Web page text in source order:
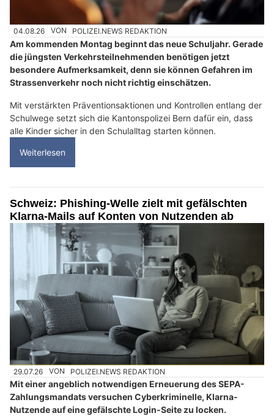
04.08.26 VON POLIZEI.NEWS REDAKTION
Am kommenden Montag beginnt das neue Schuljahr. Gerade
die jüngsten Verkehrsteilnehmenden benötigen jetzt
besondere Aufmerksamkeit, denn sie können Gefahren im
Strassenverkehr noch nicht richtig einschätzen.
Mit verstärkten Präventionsaktionen und Kontrollen entlang der
Schulwege setzt sich die Kantonspolizei Bern dafür ein, dass
alle Kinder sicher in den Schulalltag starten können.
Weiterlesen
Schweiz: Phishing-Welle zielt mit gefälschten
Klarna-Mails auf Konten von Nutzenden ab
29.07.26 VON POLIZEI.NEWS REDAKTION
Mit einer angeblich notwendigen Erneuerung des SEPA-
Zahlungsmandats versuchen Cyberkriminelle, Klarna-
Nutzende auf eine gefälschte Login-Seite zu locken.